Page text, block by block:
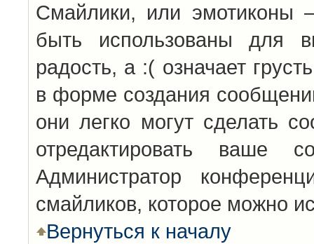
Смайлики, или эмотиконы
быть использованы для
радость, а :( означает
в форме создания
они легко могут сделать
отредактировать ваше
Администратор
смайликов, которое можно
Вернуться к началу